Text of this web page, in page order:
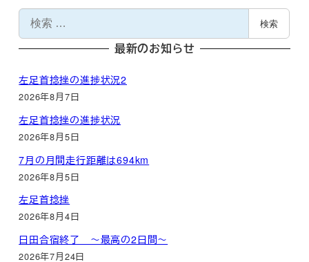
索
検索
最新のお知らせ
左足首捻挫の進捗状況2
2026年8月7日
左足首捻挫の進捗状況
2026年8月5日
7月の月間走行距離は694km
2026年8月5日
左足首捻挫
2026年8月4日
日田合宿終了 ～最高の2日間～
2026年7月24日